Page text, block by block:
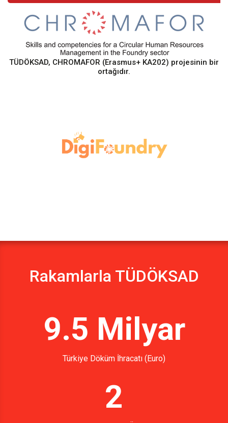
TÜDÖKSAD, CHROMAFOR (Erasmus+ KA202) projesinin bir
ortağıdır.
Rakamlarla TÜDÖKSAD
9.5 Milyar
Türkiye Döküm İhracatı (Euro)
2